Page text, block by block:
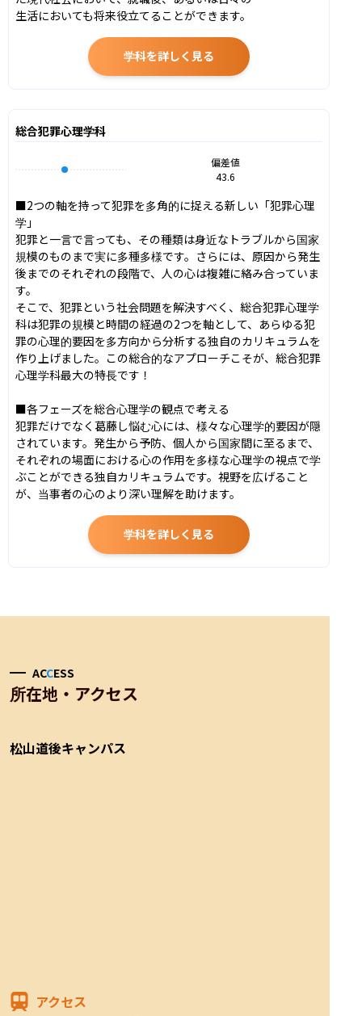
生活においても将来役立てることができます。
学科を詳しく見る
総合犯罪心理学科
偏差値
43.6
■2つの軸を持って犯罪を多角的に捉える新しい「犯罪心理
学」
犯罪と一言で言っても、その種類は身近なトラブルから国家
規模のものまで実に多種多様です。さらには、原因から発生
後までのそれぞれの段階で、人の心は複雑に絡み合っていま
す。
そこで、犯罪という社会問題を解決すべく、総合犯罪心理学
科は犯罪の規模と時間の経過の2つを軸として、あらゆる犯
罪の心理的要因を多方向から分析する独自のカリキュラムを
作り上げました。この総合的なアプローチこそが、総合犯罪
心理学科最大の特長です！
■各フェーズを総合心理学の観点で考える
犯罪だけでなく葛藤し悩む心には、様々な心理学的要因が隠
されています。発生から予防、個人から国家間に至るまで、
それぞれの場面における心の作用を多様な心理学の視点で学
ぶことができる独自カリキュラムです。視野を広げること
が、当事者の心のより深い理解を助けます。
学科を詳しく見る
ACCESS
所在地・アクセス
松山道後キャンパス
アクセス